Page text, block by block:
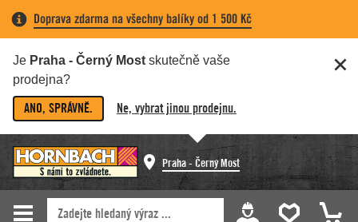
Doprava zdarma na všechny balíky od 1 500 Kč
Je Praha - Černý Most skutečně vaše
prodejna?
ANO, SPRÁVNĚ. Ne, vybrat jinou prodejnu.
Praha - Černý Most